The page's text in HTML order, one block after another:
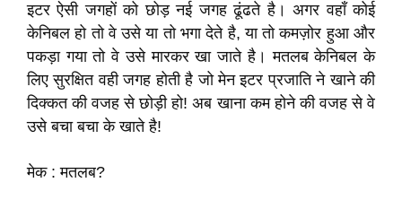
इटर ऐसी जगहों को छोड़ नई जगह ढूंढते है। अगर वहाँ कोई
केनिबल हो तो वे उसे या तो भगा देते है, या तो कमज़ोर हुआ और
पकड़ा गया तो वे उसे मारकर खा जाते है। मतलब केनिबल के
लिए सुरक्षित वही जगह होती है जो मेन इटर प्रजाति ने खाने की
दिक्कत की वजह से छोड़ी हो! अब खाना कम होने की वजह से वे
उसे बचा बचा के खाते है!
मेक : मतलब?